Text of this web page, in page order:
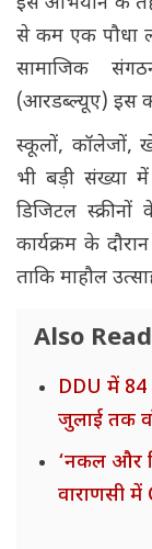
से कम एक पौधा
सामाजिक
(आरडब्ल्यूए) इस
स्कूलों, कॉलेजों,
भी बड़ी संख्या में
डिजिटल
कार्यक्रम के
ताकि माहौल
Also Read
DDU में 84
जुलाई तक
‘नकल और
वाराणसी में